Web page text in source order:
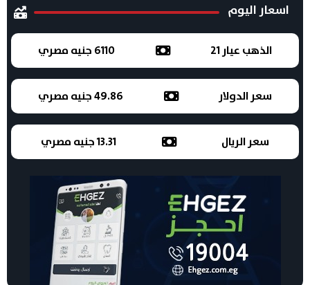
اسعار اليوم
الذهب عيار 21 6110 جنيه مصري
سعر الدولار 49.86 جنيه مصري
سعر الريال 13.31 جنيه مصري